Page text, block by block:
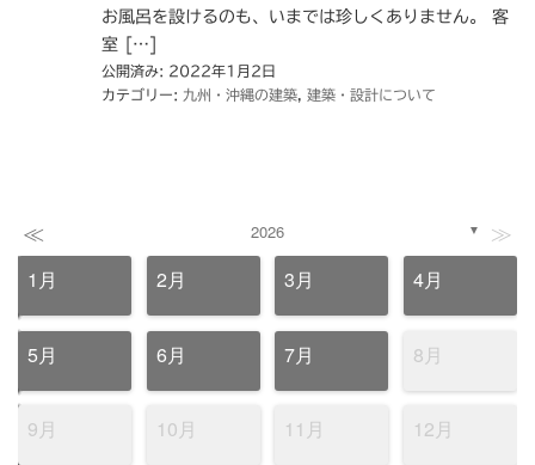
お風呂を設けるのも、いまでは珍しくありません。 客
室 […]
公開済み: 2022年1月2日
カテゴリー: 九州・沖縄の建築 建築・設計について
≪ 2026 ▼ ≫
1月 2月 3月 4月
5月 6月 7月 8月
9月 10月 11月 12月